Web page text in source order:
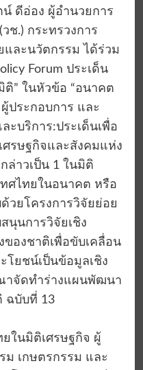
น์ ดีอ่อง ผู้อำนวยการ
ช.) กระทรวงการ
ละนวัตกรรม ได้ร่วม
Forum ประเด็น
ติ” ในหัวข้อ “อนาคต
ประกอบการ และ
ะบริการ:ประเด็นเพื่อ
รษฐกิจและสังคมแห่ง
ล่าวเป็น 1 ในมิติ
ศไทยในอนาคต หรือ
ด้วยโครงการวิจัยย่อย
นุนการวิจัยเชิง
องชาติเพื่อขับเคลื่อน
โยชน์เป็นข้อมูลเชิง
าจัดทำร่างแผนพัฒนา
ฉบับที่ 13
ในมิติเศรษฐกิจ ผู้
ม เกษตรกรรม และ